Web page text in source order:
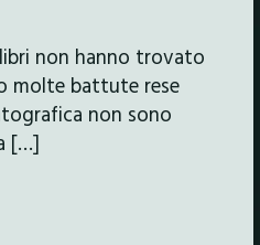
non hanno trovato
molte battute rese
non sono
[…]